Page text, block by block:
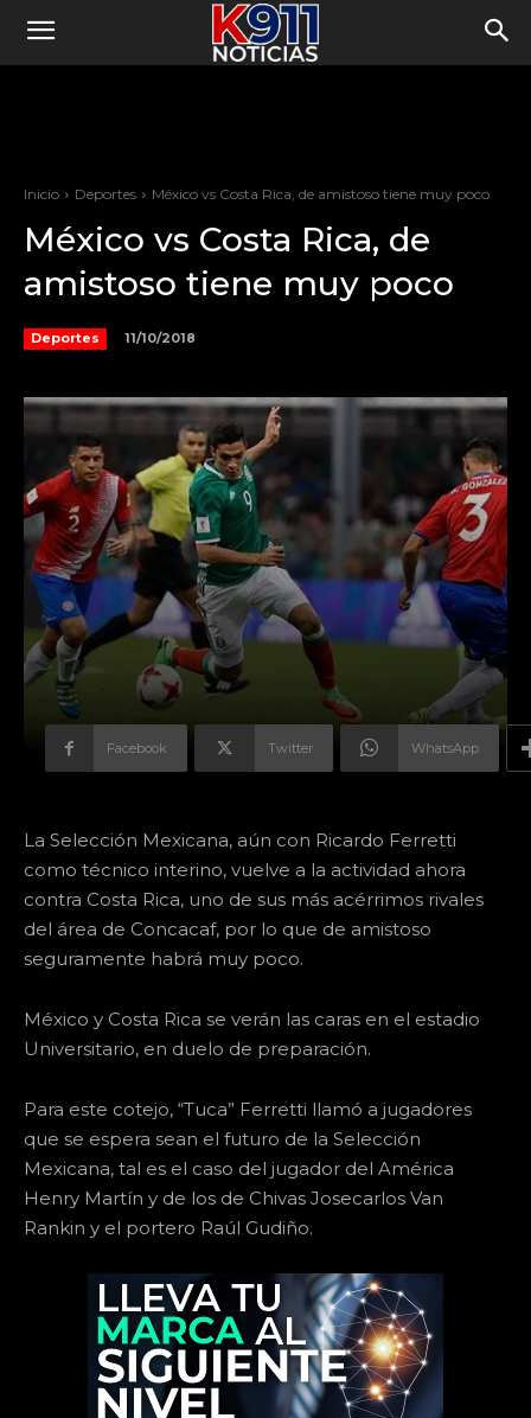
Inicio Deportes México vs Costa Rica, de amistoso tiene muy poco
México vs Costa Rica, de
amistoso tiene muy poco
Deportes 11/10/2018
Facebook Twitter WhatsApp
La Selección Mexicana, aún con Ricardo Ferretti
como técnico interino, vuelve a la actividad ahora
contra Costa Rica, uno de sus más acérrimos rivales
del área de Concacaf, por lo que de amistoso
seguramente habrá muy poco.
México y Costa Rica se verán las caras en el estadio
Universitario, en duelo de preparación.
Para este cotejo, “Tuca” Ferretti llamó a jugadores
que se espera sean el futuro de la Selección
Mexicana, tal es el caso del jugador del América
Henry Martín y de los de Chivas Josecarlos Van
Rankin y el portero Raúl Gudiño.